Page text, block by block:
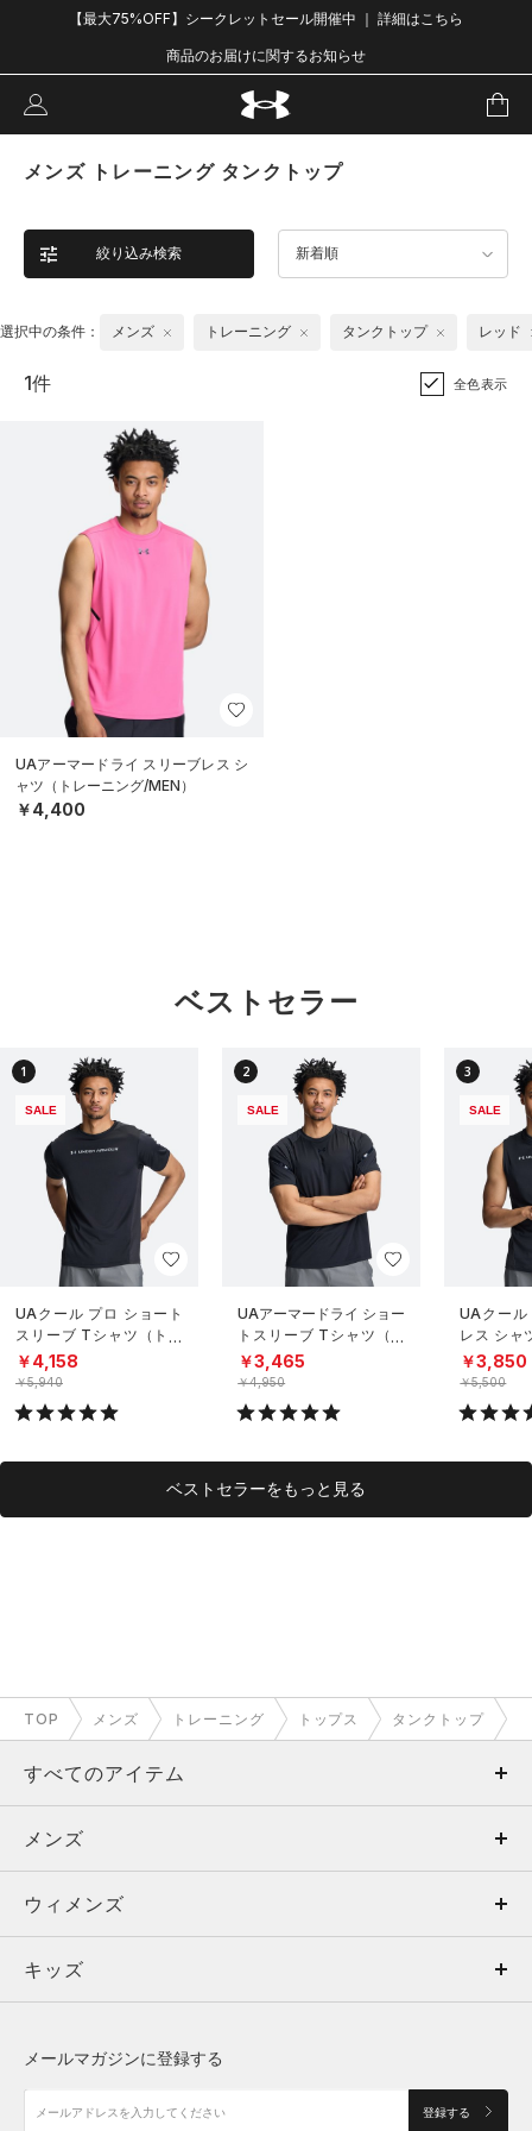
【最大75%OFF】シークレットセール開催中 ｜ 詳細はこちら
商品のお届けに関するお知らせ
メンズ トレーニング タンクトップ
絞り込み検索 新着順
選択中の条件： メンズ トレーニング タンクトップ レッド
1件 全色表示
UAアーマードライ スリーブレス シ
ャツ（トレーニング/MEN）
￥4,400
ベストセラー
1
SALE
UAクール プロ ショート
スリーブ Tシャツ（トレ
ーニング/MEN）
￥4,158
￥5,940
2
SALE
UAアーマードライ ショー
トスリーブ Tシャツ（ト
レーニング/MEN）
￥3,465
￥4,950
3
SALE
UAクール
レス シャ
グ/MEN）
￥3,850
￥5,500
ベストセラーをもっと見る
TOP メンズ トレーニング トップス タンクトップ
すべてのアイテム
メンズ
ウィメンズ
キッズ
アクセサリー
メンズ
トップス
ボトムス
アクセサリー
ウィメンズ
トップス
シューズ
キッズ
メールマガジンに登録する
登録する